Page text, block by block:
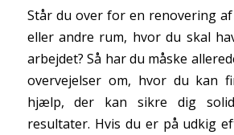
Står du over for en renovering
eller andre rum, hvor du skal
arbejdet? Så har du måske
overvejelser om, hvor du kan
hjælp, der kan sikre dig
resultater. Hvis du er på udkig